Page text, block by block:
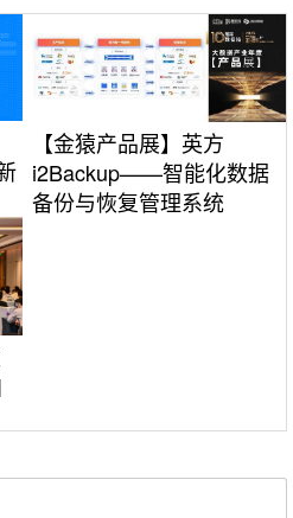
【金猿产品展】英方
i2Backup——智能化数据
备份与恢复管理系统